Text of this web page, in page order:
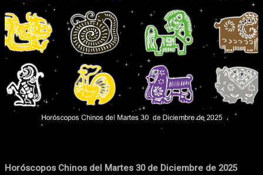
Facebook WhatsApp
Horóscopos Chinos del Martes 30 de Diciembre de 2025